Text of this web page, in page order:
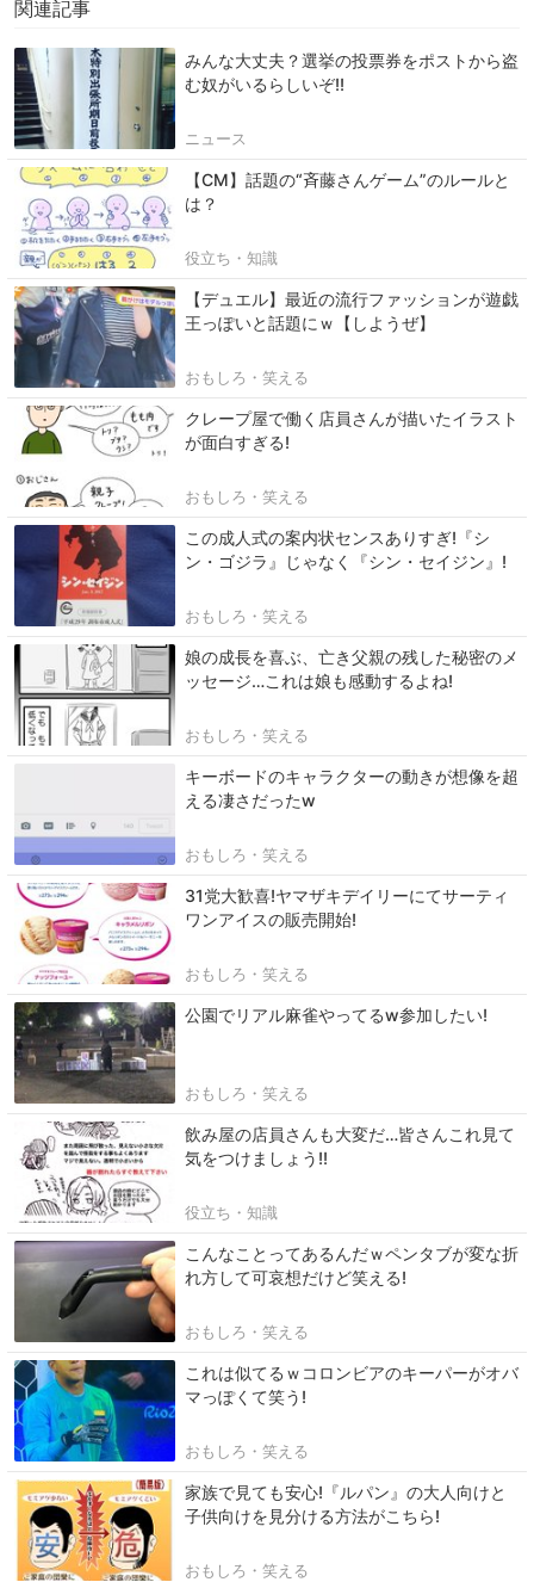
関連記事
みんな大丈夫？選挙の投票券をポストから盗
む奴がいるらしいぞ!!
ニュース
【CM】話題の“斉藤さんゲーム”のルールと
は？
役立ち・知識
【デュエル】最近の流行ファッションが遊戯
王っぽいと話題にｗ【しようぜ】
おもしろ・笑える
クレープ屋で働く店員さんが描いたイラスト
が面白すぎる!
おもしろ・笑える
この成人式の案内状センスありすぎ!『シ
ン・ゴジラ』じゃなく『シン・セイジン』!
おもしろ・笑える
娘の成長を喜ぶ、亡き父親の残した秘密のメ
ッセージ…これは娘も感動するよね!
おもしろ・笑える
キーボードのキャラクターの動きが想像を超
える凄さだったw
おもしろ・笑える
31党大歓喜!ヤマザキデイリーにてサーティ
ワンアイスの販売開始!
おもしろ・笑える
公園でリアル麻雀やってるw参加したい!
おもしろ・笑える
飲み屋の店員さんも大変だ…皆さんこれ見て
気をつけましょう!!
役立ち・知識
こんなことってあるんだｗペンタブが変な折
れ方して可哀想だけど笑える!
おもしろ・笑える
これは似てるｗコロンビアのキーパーがオバ
マっぽくて笑う!
おもしろ・笑える
家族で見ても安心!『ルパン』の大人向けと
子供向けを見分ける方法がこちら!
おもしろ・笑える